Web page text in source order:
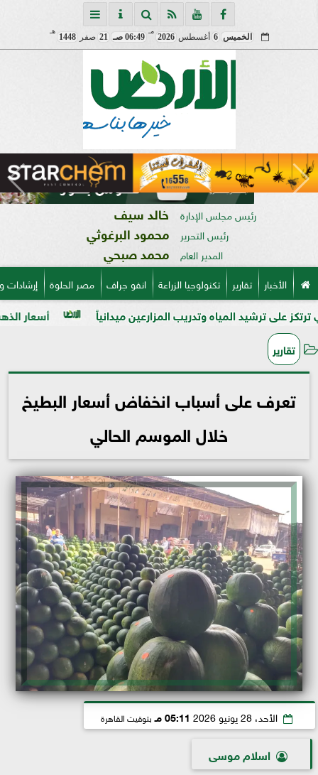
الخميس 6 أغسطس2026
مـ
06:49 صـ 21 صفر1448
هـ
رئيس مجلس الإدارة خالد سيف
رئيس التحرير محمود البرغوثي
المدير العام محمد صبحي
الأخبار تقارير تكنولوجيا الزراعة انفو جراف مصر الحلوة
أسعار الذهب في مصر فى المياه وتدريب المزارعين ميدانياً
تقارير
تعرف على أسباب انخفاض أسعار البطيخ
خلال الموسم الحالي
الأحد، 28 يونيو 2026 05:11 مـ بتوقيت القاهرة
اسلام موسى